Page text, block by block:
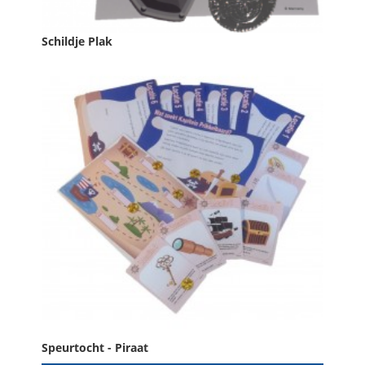
Schildje Plak
IN WINKELWAGEN 
Speurtocht - Piraat